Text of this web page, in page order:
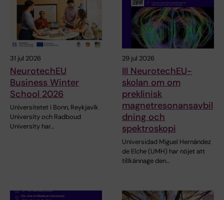
31 jul 2026
NeurotechEU
Business Winter
School 2026
Universitetet i Bonn, Reykjavík
University och Radboud
University har…
29 jul 2026
III NeurotechEU-
skolan om om
preklinisk
magnetresonansavbil
dning och
spektroskopi
Universidad Miguel Hernández
de Elche (UMH) har nöjet att
tillkännage den…